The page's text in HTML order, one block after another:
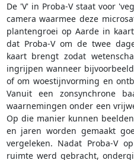
De 'V' in Proba-V staat voor
camera waarmee deze
plantengroei op Aarde in
dat Proba-V om de twee
kaart brengt zodat
ingrijpen wanneer
of om woestijnvorming en
Vanuit een zonsynchrone
waarnemingen onder een
Op die manier kunnen
en jaren worden gemaakt
vergeleken. Nadat Proba-V
ruimte werd gebracht,